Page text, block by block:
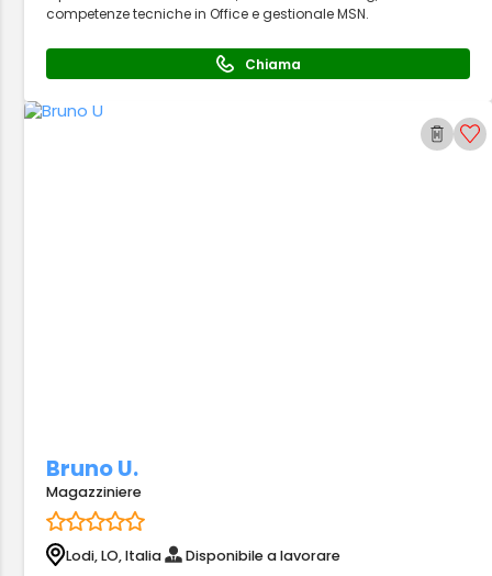
competenze tecniche in Office e gestionale MSN.
Chiama
Bruno U.
Magazziniere
Lodi, LO, Italia Disponibile a lavorare